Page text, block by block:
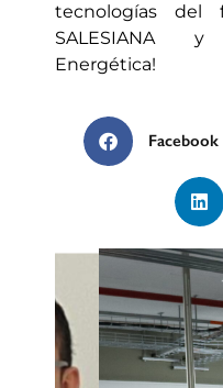
tecnologías del
SALESIANA
Energética!
Facebook